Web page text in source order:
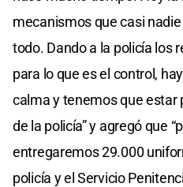
mecanismos que casi
todo. Dando a la policía los
para lo que es el control,
calma y tenemos que estar
de la policía” y agregó que
entregaremos 29.000
policía y el Servicio